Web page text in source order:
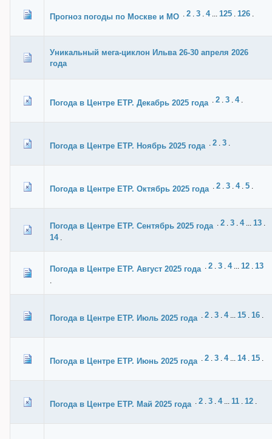
Прогноз погоды по Москве и МО . 2 . 3 . 4... 125 . 126 .
Уникальный мега-циклон Ильва 26-30 апреля 2026
года
Погода в Центре ЕТР. Декабрь 2025 года . 2 . 3 . 4.
Погода в Центре ЕТР. Ноябрь 2025 года . 2 . 3 .
Погода в Центре ЕТР. Октябрь 2025 года . 2 . 3 . 4. 5 .
Погода в Центре ЕТР. Сентябрь 2025 года . 2 . 3 . 4... 13 .
14.
Погода в Центре ЕТР. Август 2025 года . 2 . 3 . 4... 12 . 13
.
Погода в Центре ЕТР. Июль 2025 года . 2 . 3 . 4... 15 . 16 .
Погода в Центре ЕТР. Июнь 2025 года . 2 . 3 . 4... 14. 15 .
Погода в Центре ЕТР. Май 2025 года . 2 . 3 . 4... 11 . 12 .